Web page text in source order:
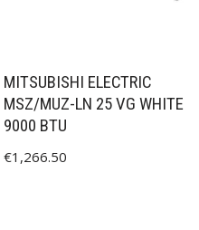
MITSUBISHI ELECTRIC
MSZ/MUZ-LN 25 VG WHITE
9000 BTU
€1,266.50